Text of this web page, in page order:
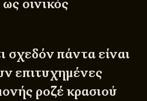
οινικός
σχεδόν πάντα είναι
επιτυχημένες
ροζέ κρασιού